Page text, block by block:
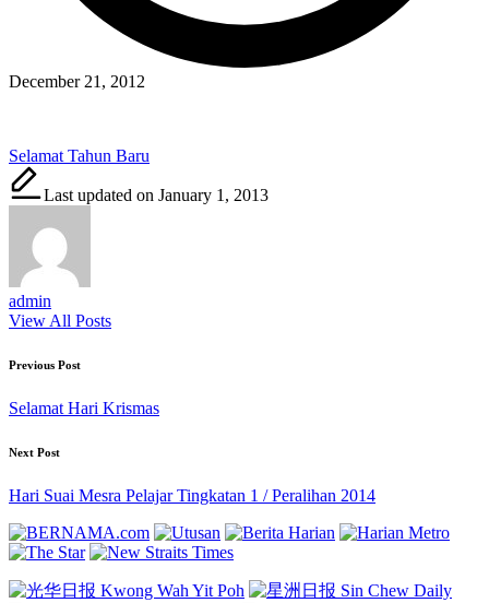
December 21, 2012
Tags:
Selamat Tahun Baru
Last updated on January 1, 2013
admin
View All Posts
Post
navigation
Previous Post
Selamat Hari Krismas
Next Post
Hari Suai Mesra Pelajar Tingkatan 1 / Peralihan 2014